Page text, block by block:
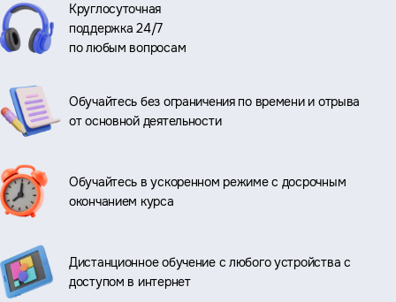
Круглосуточная
поддержка 24/7
по любым вопросам
Обучайтесь без ограничения по времени и отрыва
от основной деятельности
Обучайтесь в ускоренном режиме с досрочным
окончанием курса
Дистанционное обучение с любого устройства с
доступом в интернет